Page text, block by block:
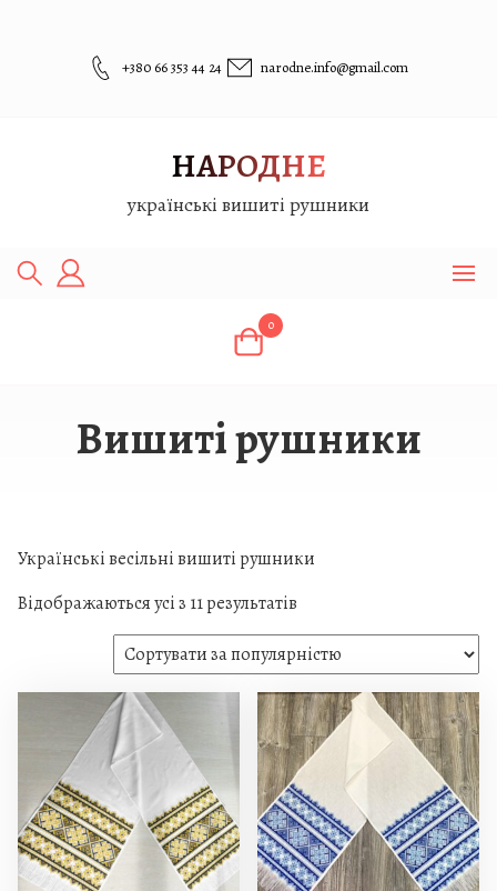
+380 66 353 44 24 narodne.info@gmail.com
НАРОДНЕ
українські вишиті рушники
0
Вишиті рушники
Українські весільні вишиті рушники
Відображаються усі з 11 результатів
o
r
t
e
d
b
y
p
o
p